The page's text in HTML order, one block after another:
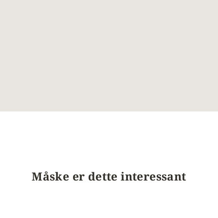
Måske er dette interessant